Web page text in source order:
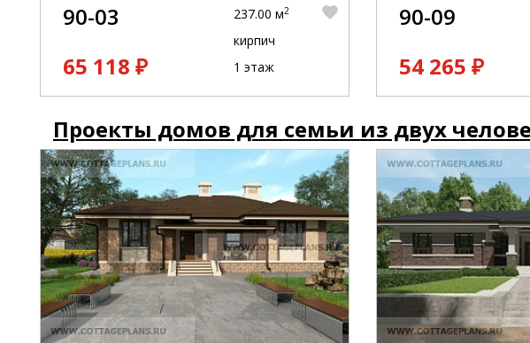
90-03
65 118 ₽
237.00 м2
кирпич
1 этаж
90-09
54 265 ₽
Проекты домов для семьи из двух